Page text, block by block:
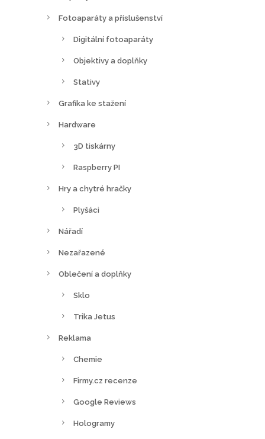
Fotoaparáty a příslušenství
Digitální fotoaparáty
Objektivy a doplňky
Stativy
Grafika ke stažení
Hardware
3D tiskárny
Raspberry PI
Hry a chytré hračky
Plyšáci
Nářadí
Nezařazené
Oblečení a doplňky
Sklo
Trika Jetus
Reklama
Chemie
Firmy.cz recenze
Google Reviews
Hologramy